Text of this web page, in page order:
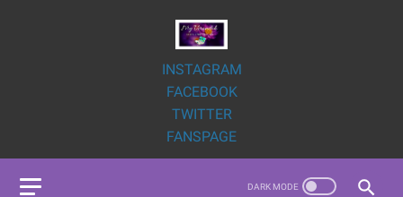
INSTAGRAM
FACEBOOK
TWITTER
FANSPAGE